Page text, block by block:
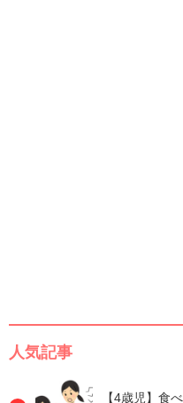
人気記事
【4歳児】食